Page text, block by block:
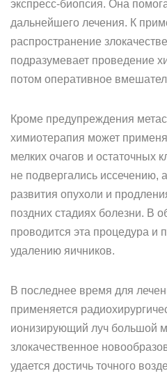
экспресс-биопсия. Она
дальнейшего лечения. К
распространение
подразумевает проведение
потом оперативное
Кроме предупреждения
химиотерапия может
мелких очагов и остаточных
не подвергались иссечению,
развития опухоли и
поздних стадиях болезни. В
проводится эта процедура и
удалению яичников.
В последнее время для
применяется
ионизирующий луч большой
злокачественное
удается достичь точного